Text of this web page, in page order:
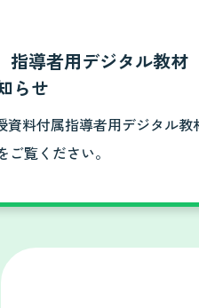
指導者用デジタル教材
らせ
資料付属指導者用デジタル教
覧ください。